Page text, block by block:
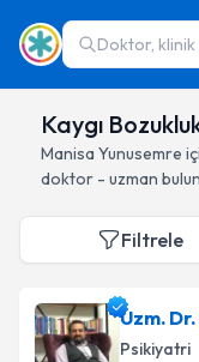
Doktor, klinik
Kaygı
Manisa Yunusemre
doktor - uzman
Filtrele
Uzm.
Psikiyatri